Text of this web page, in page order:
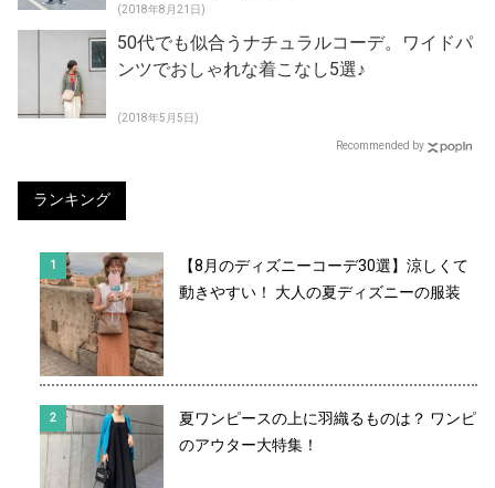
(2018年8月21日)
50代でも似合うナチュラルコーデ。ワイドパ
ンツでおしゃれな着こなし5選♪
(2018年5月5日)
Recommended by
ランキング
【8月のディズニーコーデ30選】涼しくて
動きやすい！ 大人の夏ディズニーの服装
夏ワンピースの上に羽織るものは？ ワンピ
のアウター大特集！